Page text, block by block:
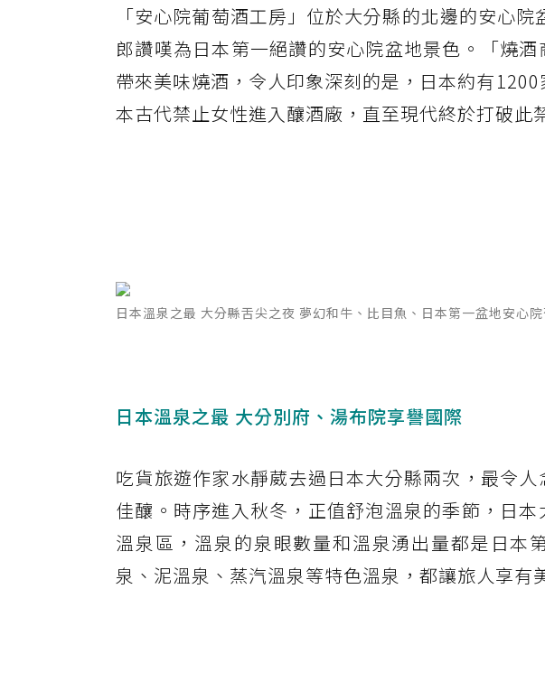
「安心院葡萄酒工房」位於大分縣的北邊的安心
郎讚嘆為日本第一絕讚的安心院盆地景色。「燒
帶來美味燒酒，令人印象深刻的是，日本約有
本古代禁止女性進入釀酒廠，直至現代終於打破此
日本溫泉之最 大分縣舌尖之夜 夢幻和牛、比目魚、日本第一盆地安心
日本溫泉之最 大分別府、湯布院享譽國際
吃貨旅遊作家水靜葳去過日本大分縣兩次，最令
佳釀。時序進入秋冬，正值舒泡溫泉的季節，日
溫泉區，溫泉的泉眼數量和溫泉湧出量都是日本
泉、泥溫泉、蒸汽溫泉等特色溫泉，都讓旅人享有